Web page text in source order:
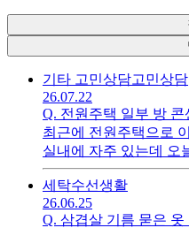
기타 고민상담고민상담
26.07.22
Q. 전원주택 일부 방
최근에 전원주택으로
실내에 자주 있는데 오
모두 동작하지 않습니
방도 콘센트가 되는데
세탁수선생활
26.06.25
Q. 삼겹살 기름 묻은